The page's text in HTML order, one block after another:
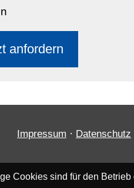
anfordern
Impressum · Datenschutz
Cookies sind für den